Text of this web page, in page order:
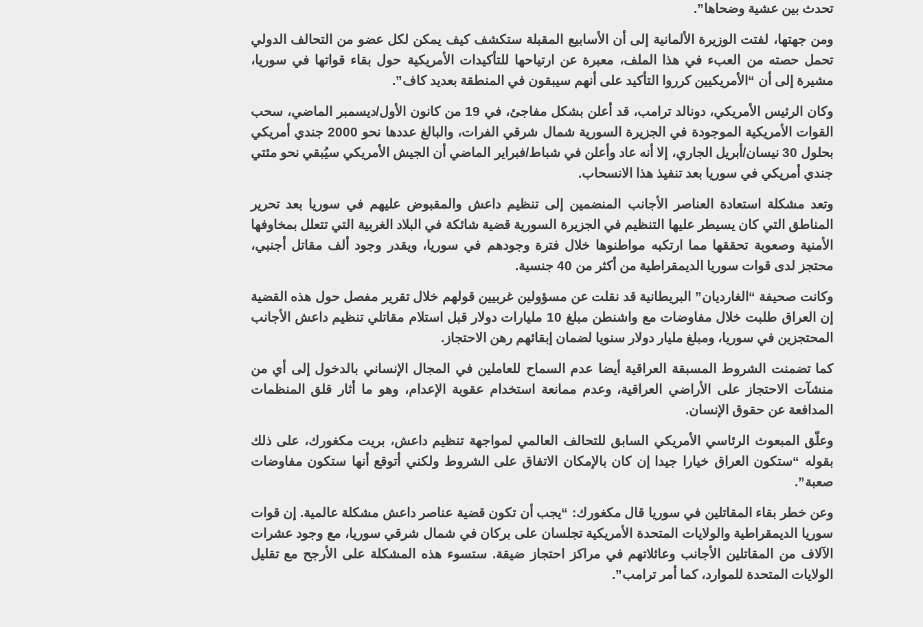
تحدث بين عشية وضحاها”.
ومن جهتها، لفتت الوزيرة الألمانية إلى أن الأسابيع المقبلة ستكشف كيف يمكن لكل عضو من التحالف الدولي
تحمل حصته من العبء في هذا الملف، معبرة عن ارتياحها للتأكيدات الأمريكية حول بقاء قواتها في سوريا،
مشيرة إلى أن “الأمريكيين كرروا التأكيد على أنهم سيبقون في المنطقة بعديد كاف”.
وكان الرئيس الأمريكي، دونالد ترامب، قد أعلن بشكل مفاجئ، في 19 من كانون الأول/ديسمبر الماضي، سحب
القوات الأمريكية الموجودة في الجزيرة السورية شمال شرقي الفرات، والبالغ عددها نحو 2000 جندي أمريكي
بحلول 30 نيسان/أبريل الجاري، إلا أنه عاد وأعلن في شباط/فبراير الماضي أن الجيش الأمريكي سيُبقي نحو مئتي
جندي أمريكي في سوريا بعد تنفيذ هذا الانسحاب.
وتعد مشكلة استعادة العناصر الأجانب المنضمين إلى تنظيم داعش والمقبوض عليهم في سوريا بعد تحرير
المناطق التي كان يسيطر عليها التنظيم في الجزيرة السورية قضية شائكة في البلاد الغربية التي تتعلل بمخاوفها
الأمنية وصعوبة تحققها مما ارتكبه مواطنوها خلال فترة وجودهم في سوريا، ويقدر وجود ألف مقاتل أجنبي،
محتجز لدى قوات سوريا الديمقراطية من أكثر من 40 جنسية.
وكانت صحيفة “الغارديان” البريطانية قد نقلت عن مسؤولين غربيين قولهم خلال تقرير مفصل حول هذه القضية
إن العراق طلبت خلال مفاوضات مع واشنطن مبلغ 10 مليارات دولار قبل استلام مقاتلي تنظيم داعش الأجانب
المحتجزين في سوريا، ومبلغ مليار دولار سنويا لضمان إبقائهم رهن الاحتجاز.
كما تضمنت الشروط المسبقة العراقية أيضا عدم السماح للعاملين في المجال الإنساني بالدخول إلى أي من
منشآت الاحتجاز على الأراضي العراقية، وعدم ممانعة استخدام عقوبة الإعدام، وهو ما أثار قلق المنظمات
المدافعة عن حقوق الإنسان.
وعلّق المبعوث الرئاسي الأمريكي السابق للتحالف العالمي لمواجهة تنظيم داعش، بريت مكغورك، على ذلك
بقوله “ستكون العراق خيارا جيدا إن كان بالإمكان الاتفاق على الشروط ولكني أتوقع أنها ستكون مفاوضات
صعبة”.
وعن خطر بقاء المقاتلين في سوريا قال مكغورك: “يجب أن تكون قضية عناصر داعش مشكلة عالمية. إن قوات
سوريا الديمقراطية والولايات المتحدة الأمريكية تجلسان على بركان في شمال شرقي سوريا، مع وجود عشرات
الآلاف من المقاتلين الأجانب وعائلاتهم في مراكز احتجاز ضيقة. ستسوء هذه المشكلة على الأرجح مع تقليل
الولايات المتحدة للموارد، كما أمر ترامب”.